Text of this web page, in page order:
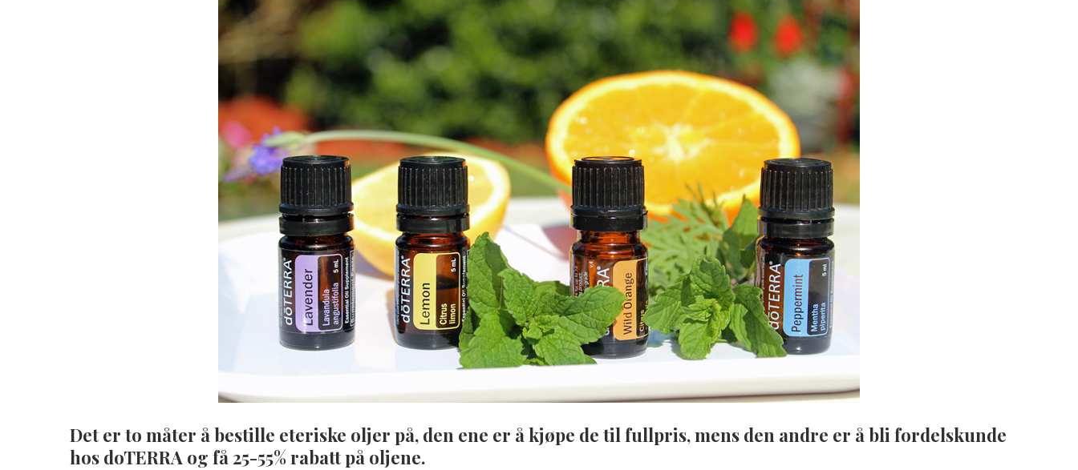
Det er to måter å bestille eteriske oljer på, den ene er å kjøpe de til fullpris, mens den andre er å bli fordelskunde
hos doTERRA og få 25-55% rabatt på oljene.